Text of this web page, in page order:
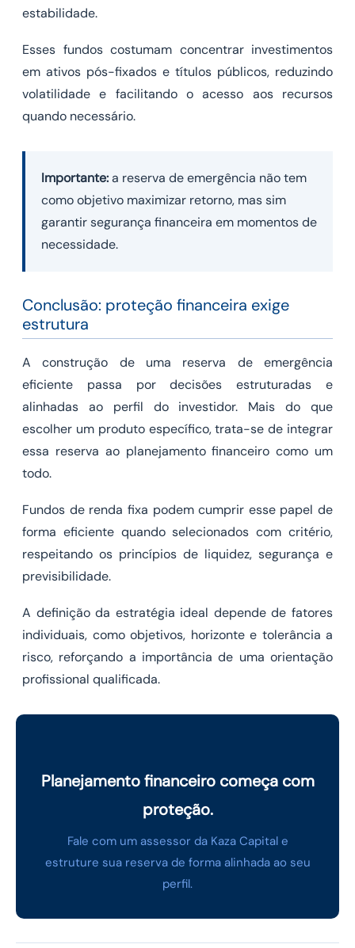
estabilidade.
Esses fundos costumam concentrar investimentos
em ativos pós-fixados e títulos públicos, reduzindo
volatilidade e facilitando o acesso aos recursos
quando necessário.
Importante:a reserva de emergência não tem
como objetivo maximizar retorno, mas sim
garantir segurança financeira em momentos de
necessidade.
Conclusão: proteção financeira exige
estrutura
A construção de uma reserva de emergência
eficiente passa por decisões estruturadas e
alinhadas ao perfil do investidor. Mais do que
escolher um produto específico, trata-se de integrar
essa reserva ao planejamento financeiro como um
todo.
Fundos de renda fixa podem cumprir esse papel de
forma eficiente quando selecionados com critério,
respeitando os princípios de liquidez, segurança e
previsibilidade.
A definição da estratégia ideal depende de fatores
individuais, como objetivos, horizonte e tolerância a
risco, reforçando a importância de uma orientação
profissional qualificada.
Planejamento financeiro começa com
proteção.
Fale com um assessor da Kaza Capital e
estruture sua reserva de forma alinhada ao seu
perfil.